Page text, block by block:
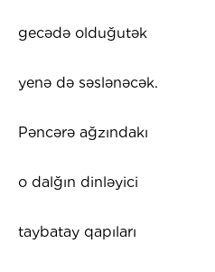
gecədə olduğutək
yenə də səslənəcək.
Pəncərə ağzındakı
o dalğın dinləyici
taybatay qapıları